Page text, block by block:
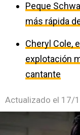
Peque
más rápida
Cheryl Cole,
explotación
cantante
Actualizado el 17/